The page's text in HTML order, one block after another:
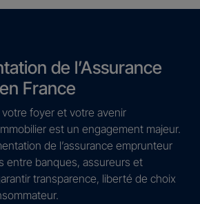
de l’Assurance
France
foyer et votre avenir
est un engagement majeur.
de l’assurance emprunteur
entre banques, assureurs et
transparence, liberté de choix